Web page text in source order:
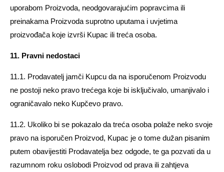
uporabom Proizvoda, neodgovarajućim popravcima ili
preinakama Proizvoda suprotno uputama i uvjetima
proizvođača koje izvrši Kupac ili treća osoba.
11. Pravni nedostaci
11.1. Prodavatelj jamči Kupcu da na isporučenom Proizvodu
ne postoji neko pravo trećega koje bi isključivalo, umanjivalo i
ograničavalo neko Kupčevo pravo.
11.2. Ukoliko bi se pokazalo da treća osoba polaže neko svoje
pravo na isporučen Proizvod, Kupac je o tome dužan pisanim
putem obavijestiti Prodavatelja bez odgode, te ga pozvati da u
razumnom roku oslobodi Proizvod od prava ili zahtjeva